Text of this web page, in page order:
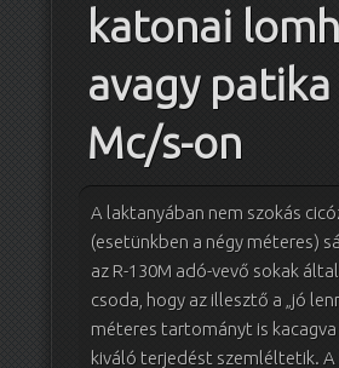
katonai
avagy
Mc/s-on
A laktanyában nem szokás
(esetünkben a négy méteres)
az R-130M adó-vevő sokak
csoda, hogy az illesztő a „jó
méteres tartományt is
kiváló terjedést szemléltetik.